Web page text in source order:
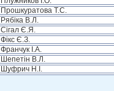
Прошкуратова Т.С.
Рябіка В.Л.
Сігал Є.Я.
Фікс Є.З.
Франчук І.А.
Шепетін В.Л.
Шуфрич Н.І.